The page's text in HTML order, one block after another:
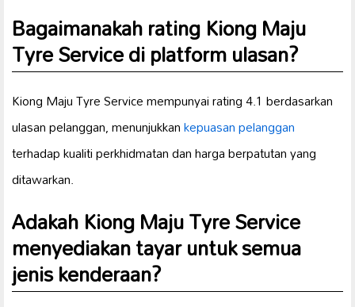
Bagaimanakah rating Kiong Maju
Tyre Service di platform ulasan?
Kiong Maju Tyre Service mempunyai rating 4.1 berdasarkan
ulasan pelanggan, menunjukkankepuasan pelanggan
terhadap kualiti perkhidmatan dan harga berpatutan yang
ditawarkan.
Adakah Kiong Maju Tyre Service
menyediakan tayar untuk semua
jenis kenderaan?